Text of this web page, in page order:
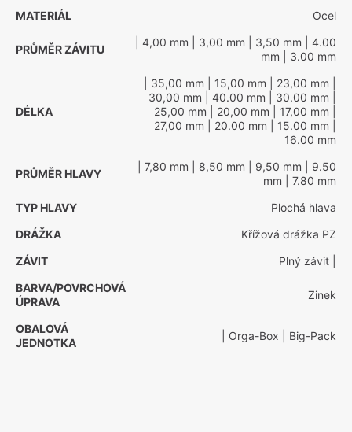
MATERIÁL
Ocel
PRŮMĚR ZÁVITU
| 4,00 mm | 3,00 mm | 3,50 mm | 4.00
mm | 3.00 mm
DÉLKA
| 35,00 mm | 15,00 mm | 23,00 mm
30,00 mm | 40.00 mm | 30.00 mm
25,00 mm | 20,00 mm | 17,00 mm
27,00 mm | 20.00 mm | 15.00 mm
16.00 mm
PRŮMĚR HLAVY
| 7,80 mm | 8,50 mm | 9,50 mm | 9.50
mm | 7.80 mm
TYP HLAVY
Plochá hlava
DRÁŽKA
Křížová drážka PZ
ZÁVIT
Plný závit
BARVA/POVRCHOVÁ
ÚPRAVA
Zinek
OBALOVÁ
JEDNOTKA
| Orga-Box | Big-Pack